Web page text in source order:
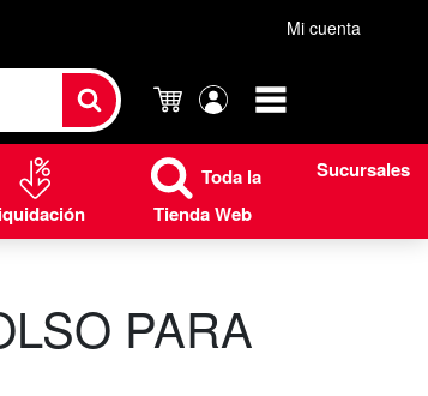
Mi cuenta
Carrito
cuenta
Toda la
Tienda Web
Sucursales
PARA